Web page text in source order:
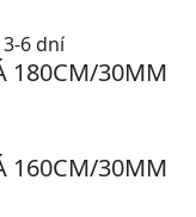
6 dní
180CM/30MM
160CM/30MM